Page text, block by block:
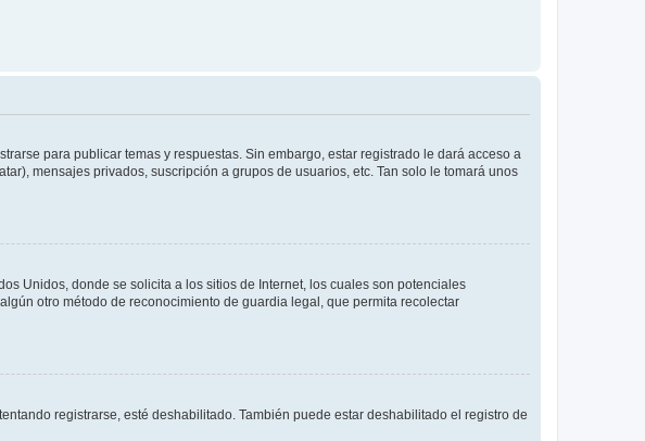
para publicar temas y respuestas. Sin embargo, estar registrado le dará acceso a
mensajes privados, suscripción a grupos de usuarios, etc. Tan solo le tomará unos
Unidos, donde se solicita a los sitios de Internet, los cuales son potenciales
otro método de reconocimiento de guardia legal, que permita recolectar
registrarse, esté deshabilitado. También puede estar deshabilitado el registro de